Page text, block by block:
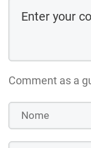
Comment as a